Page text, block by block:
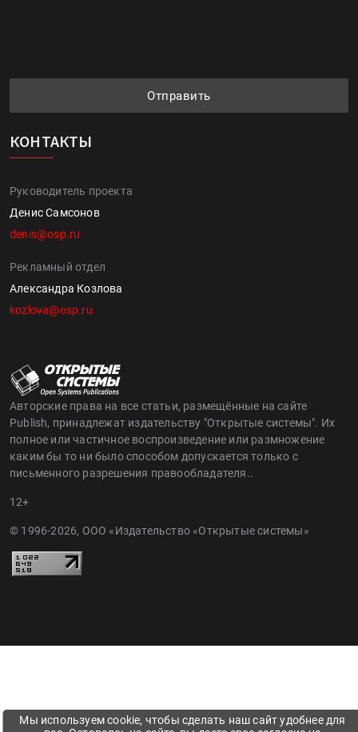
Отправить
КОНТАКТЫ
Руководитель проекта
Денис Самсонов
denis@osp.ru
Рекламный отдел
Александра Козлова
kozlova@osp.ru
Авторские права на все статьи, размещённые на сайте
Publish, принадлежат издательству "Открытые системы". Их
полное или частичное воспроизведение или размножение
каким бы то ни было способом допускается только с
письменного разрешения правообладателя..
12+
© 1996-2026, ООО «Издательство «Открытые системы»
Мы используем cookie, чтобы сделать наш сайт удобнее для